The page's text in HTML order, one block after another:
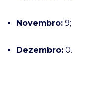
Novembro: 9;
Dezembro: 0.